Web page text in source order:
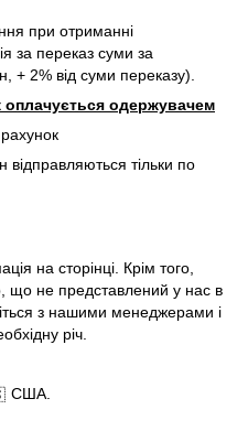
при отриманні
за переказ суми за
2% від суми переказу).
оплачується одержувачем
тільки по
на сторінці. Крім того,
що не представлений у нас в
з нашими менеджерами і
річ.
США.